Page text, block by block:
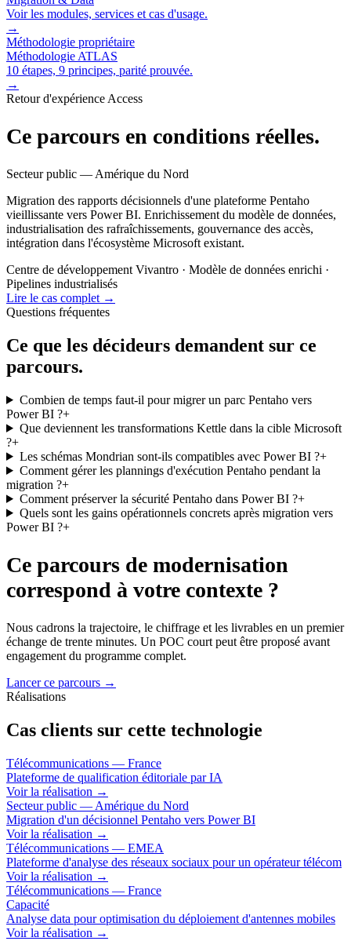
Voir les modules, services et cas d'usage.
→
Méthodologie propriétaire
Méthodologie ATLAS
10 étapes, 9 principes, parité prouvée.
→
Retour d'expérience Access
Ce parcours en conditions réelles.
Secteur public — Amérique du Nord
Migration des rapports décisionnels d'une plateforme Pentaho
vieillissante vers Power BI. Enrichissement du modèle de données,
industrialisation des rafraîchissements, gouvernance des accès,
intégration dans l'écosystème Microsoft existant.
Centre de développement Vivantro · Modèle de données enrichi ·
Pipelines industrialisés
Lire le cas complet →
Questions fréquentes
Ce que les décideurs demandent sur ce
parcours.
Combien de temps faut-il pour migrer un parc Pentaho vers
Power BI ?+
Que deviennent les transformations Kettle dans la cible Microsoft
?+
Les schémas Mondrian sont-ils compatibles avec Power BI ?+
Comment gérer les plannings d'exécution Pentaho pendant la
migration ?+
Comment préserver la sécurité Pentaho dans Power BI ?+
Quels sont les gains opérationnels concrets après migration vers
Power BI ?+
Ce parcours de modernisation
correspond à votre contexte ?
Nous cadrons la trajectoire, le chiffrage et les livrables en un premier
échange de trente minutes. Un POC court peut être proposé avant
engagement du programme complet.
Lancer ce parcours →
Réalisations
Cas clients sur cette technologie
Télécommunications — France
Plateforme de qualification éditoriale par IA
Voir la réalisation →
Secteur public — Amérique du Nord
Migration d'un décisionnel Pentaho vers Power BI
Voir la réalisation →
Télécommunications — EMEA
Plateforme d'analyse des réseaux sociaux pour un opérateur télécom
Voir la réalisation →
Télécommunications — France
Capacité
Analyse data pour optimisation du déploiement d'antennes mobiles
Voir la réalisation →